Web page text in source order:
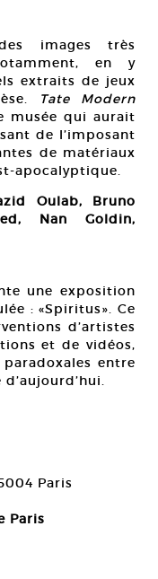
images très
en y
extraits de jeux
Tate Modern
musée qui aurait
de l’imposant
de matériaux
apocalyptique.
Oulab, Bruno
Nan Goldin,
une exposition
: «Spiritus». Ce
d’artistes
et de vidéos,
entre
Paris
Paris